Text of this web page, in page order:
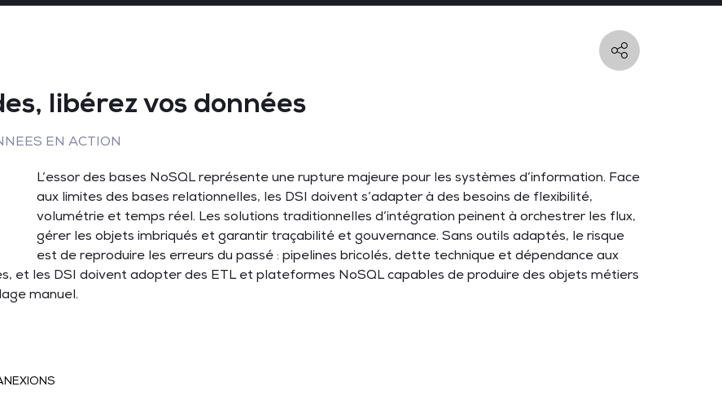
libérez vos données
EN ACTION
L’essor des bases NoSQL représente une rupture majeure pour les systèmes d’information. Face
aux limites des bases relationnelles, les DSI doivent s’adapter à des besoins de flexibilité,
volumétrie et temps réel. Les solutions traditionnelles d’intégration peinent à orchestrer les flux,
gérer les objets imbriqués et garantir traçabilité et gouvernance. Sans outils adaptés, le risque
est de reproduire les erreurs du passé : pipelines bricolés, dette technique et dépendance aux
et les DSI doivent adopter des ETL et plateformes NoSQL capables de produire des objets métiers
manuel.